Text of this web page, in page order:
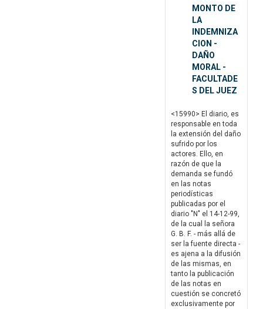
MONTO DE
LA
INDEMNIZA
CION -
DAÑO
MORAL -
FACULTADE
S DEL JUEZ
<15990> El diario, es
responsable en toda
la extensión del daño
sufrido por los
actores. Ello, en
razón de que la
demanda se fundó
en las notas
periodísticas
publicadas por el
diario "N" el 14-12-99,
de la cual la señora
G. B. F. - más allá de
ser la fuente directa -
es ajena a la difusión
de las mismas, en
tanto la publicación
de las notas en
cuestión se concretó
exclusivamente por